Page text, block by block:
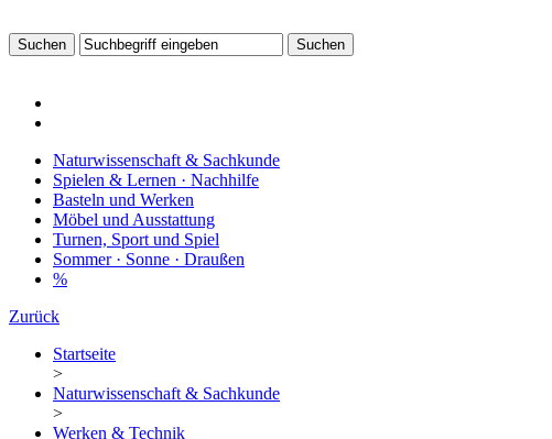
Naturwissenschaft & Sachkunde
Spielen & Lernen · Nachhilfe
Basteln und Werken
Möbel und Ausstattung
Turnen, Sport und Spiel
Sommer · Sonne · Draußen
%
Zurück
Startseite
>
Naturwissenschaft & Sachkunde
>
Werken & Technik